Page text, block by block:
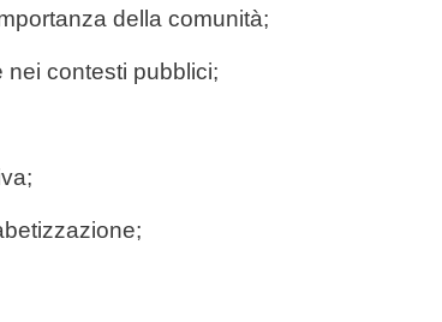
della comunità;
nei contesti pubblici;